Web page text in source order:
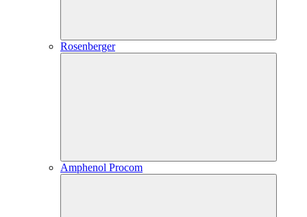
Rosenberger
Amphenol Procom